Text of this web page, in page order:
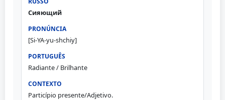
Сияющий
[Si-YA-yu-shchiy]
Radiante / Brilhante
Particípio presente/Adjetivo.